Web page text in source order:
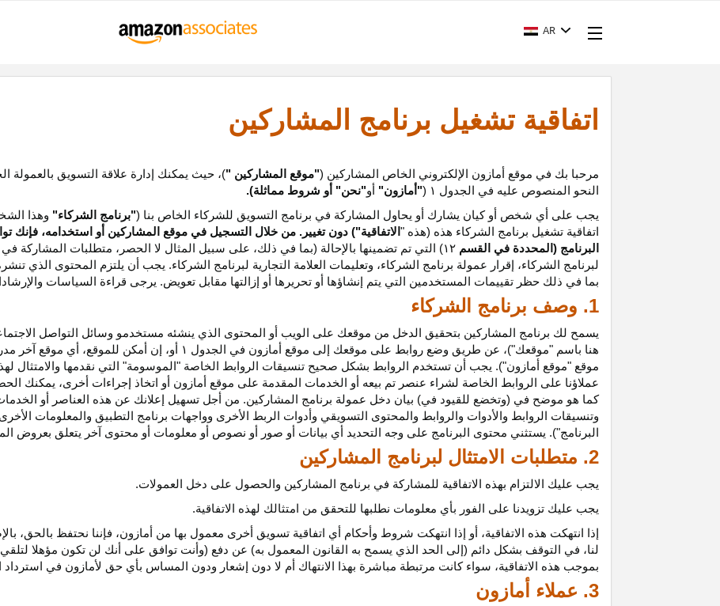
AR
اتفاقية تشغيل برنامج المشاركين
مرحبا بك في موقع أمازون الإلكتروني الخاص المشاركين ("موقع المشاركين ")، حيث يمكنك إدارة علاقة التسويق بالعمولة
النحو المنصوص عليه في الجدول ۱ ( "أمازون" أو"نحن" أو شروط مماثلة).
يجب على أي شخص أو كيان يشارك أو يحاول المشاركة في برنامج التسويق للشركاء الخاص بنا ("برنامج الشركاء" وهذا
اتفاقية تشغيل برنامج الشركاء هذه (هذه " الاتفاقية") دون تغيير. من خلال التسجيل في موقع المشاركين أو استخدامه، فإنك
البرنامج (المحددة في القسم ۱۲) التي تم تضمينها بالإحالة (بما في ذلك، على سبيل المثال لا الحصر، متطلبات المشاركة في
لبرنامج الشركاء،
إقرار عمولة برنامج الشركاء، وتعليمات العلامة التجارية لبرنامج الشركاء. يجب أن يلتزم المحتوى الذي
بما في ذلك حظر تقييمات المستخدمين التي يتم إنشاؤها أو تحريرها أو إزالتها مقابل تعويض. يرجى قراءة السياسات
1. وصف برنامج الشركاء
يسمح لك برنامج المشاركين بتحقيق الدخل من موقعك على الويب أو المحتوى الذي ينشئه مستخدمو وسائل التواصل
هنا باسم "موقعك")، عن طريق وضع روابط على موقعك إلى موقع أمازون في الجدول ۱ أو، إن أمكن للموقع، أي موقع آخر
موقع "موقع أمازون"). يجب أن تستخدم الروابط بشكل صحيح تنسيقات الروابط الخاصة "الموسومة" التي نقدمها والامتثال
عملاؤنا على الروابط الخاصة لشراء عنصر تم بيعه أو الخدمات المقدمة على موقع أمازون أو اتخاذ إجراءات أخرى، يمكنك
كما هو موضح في (وتخضع للقيود في) بيان دخل عمولة برنامج المشاركين. من أجل تسهيل إعلانك عن هذه العناصر أو
وتنسيقات الروابط والأدوات والروابط والمحتوى التسويقي وأدوات الربط الأخرى وواجهات برنامج التطبيق والمعلومات
البرنامج"). يستثني محتوى البرنامج على وجه التحديد أي بيانات أو صور أو نصوص أو معلومات أو محتوى آخر يتعلق بعروض
2. متطلبات الامتثال لبرنامج المشاركين
يجب عليك الالتزام بهذه الاتفاقية للمشاركة في برنامج المشاركين والحصول على دخل العمولات.
يجب عليك تزويدنا على الفور بأي معلومات نطلبها للتحقق من امتثالك لهذه الاتفاقية.
إذا انتهكت هذه
الاتفاقية، أو إذا انتهكت شروط وأحكام أي اتفاقية تسويق أخرى معمول بها من أمازون، فإننا نحتفظ بالحق،
لنا، في التوقف بشكل دائم (إلى الحد الذي يسمح به القانون المعمول به) عن دفع (وأنت توافق على أنك لن تكون مؤهلا
بموجب هذه
الاتفاقية، سواء كانت مرتبطة مباشرة بهذا الانتهاك أم لا دون إشعار ودون المساس بأي حق لأمازون في استرداد
3. عملاء أمازون